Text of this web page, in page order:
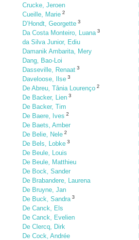
Crucke, Jeroen
Cueille, Marie 2
D’Hondt, Georgette 3
Da Costa Monteiro, Luana 3
da Silva Junior, Ediu
Damanik Ambarita, Mery
Dang, Bao-Loi
Dasseville, Renaat 3
Daveloose, Ilse 3
De Abreu, Tânia Lourenço 2
De Backer, Lien 3
De Backer, Tim
De Baere, Ives 2
De Baets, Amber
De Belie, Nele 2
De Bels, Lobke 3
De Beule, Louis
De Beule, Matthieu
De Bock, Sander
De Brabandere, Laurena
De Bruyne, Jan
De Buck, Sandra 3
De Canck, Els
De Canck, Evelien
De Clercq, Dirk
De Cock, Andrée